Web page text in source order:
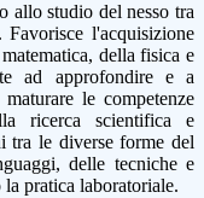
allo studio del nesso tra
l'acquisizione
della fisica e
ad approfondire e a
le competenze
ricerca scientifica e
tra le diverse forme del
delle tecniche e
pratica laboratoriale.